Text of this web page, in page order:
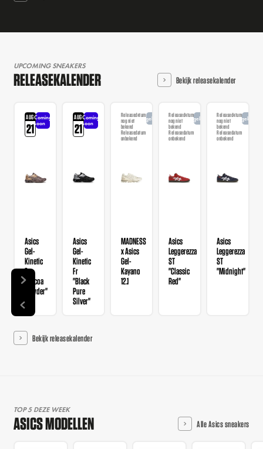
UPCOMING SNEAKERS
RELEASEKALENDER Bekijk releasekalender
AUG
21
Coming
soon
Asics
Gel-
Kinetic
Fr
"Cocoa
Powder"
AUG
21
Coming
soon
Asics
Gel-
Kinetic
Fr
"Black
Pure
Silver"
Releasedatum
nog niet
bekend
Releasedatum
onbekend
Aangekondigd
MADNESS
x Asics
Gel-
Kayano
12.1
Releasedatum
nog niet
bekend
Releasedatum
onbekend
Aangekondigd
Asics
Leggerezza
ST
"Classic
Red"
Releasedatum
nog niet
bekend
Releasedatum
onbekend
Asics
Leggerezza
ST
"Midnight"
Bekijk releasekalender
TOP 5 DEZE WEEK
ASICS MODELLEN Alle Asics sneakers